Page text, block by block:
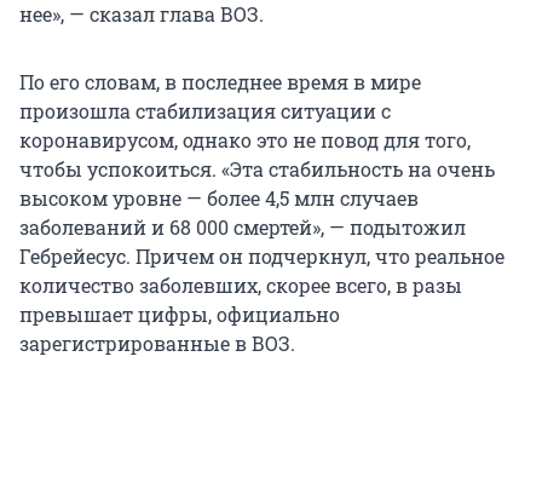
нее», — сказал глава ВОЗ.
По его словам, в последнее время в мире
произошла стабилизация ситуации с
коронавирусом, однако это не повод для того,
чтобы успокоиться. «Эта стабильность на очень
высоком уровне — более 4,5 млн случаев
заболеваний и 68 000 смертей», — подытожил
Гебрейесус. Причем он подчеркнул, что реальное
количество заболевших, скорее всего, в разы
превышает цифры, официально
зарегистрированные в ВОЗ.